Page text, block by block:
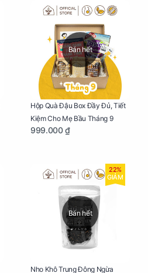
Bán hết
Hộp Quà Đậu Box Đầy Đủ, Tiết
Kiệm Cho Mẹ Bầu Tháng 9
999.000 ₫
Bán hết
22%
GIẢM
Nho Khô Trung Đông Ngừa